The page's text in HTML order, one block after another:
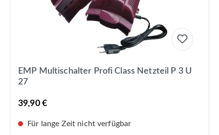
EMP Multischalter Profi Class Netzteil P 3 U
27
39,90 €
Für lange Zeit nicht verfügbar